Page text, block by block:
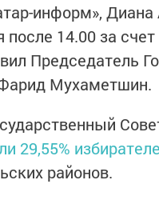
информ»,
после 14.00 за
Председатель
Мухаметшин.
29,55%
районов.